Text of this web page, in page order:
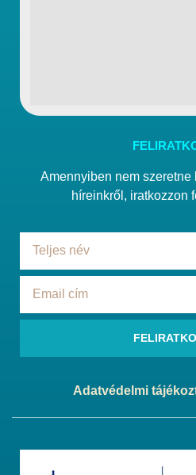
Amennyiben nem
híreinkről, iratkozzon
Adatvédelmi